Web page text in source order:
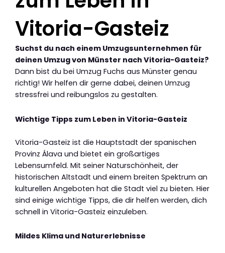
Vitoria-Gasteiz
Suchst du nach einem Umzugsunternehmen für
deinen Umzug von Münster nach Vitoria-Gasteiz?
Dann bist du bei Umzug Fuchs aus Münster genau
richtig! Wir helfen dir gerne dabei, deinen Umzug
stressfrei und reibungslos zu gestalten.
Wichtige Tipps zum Leben in Vitoria-Gasteiz
Vitoria-Gasteiz ist die Hauptstadt der spanischen
Provinz Álava und bietet ein großartiges
Lebensumfeld. Mit seiner Naturschönheit, der
historischen Altstadt und einem breiten Spektrum an
kulturellen Angeboten hat die Stadt viel zu bieten. Hier
sind einige wichtige Tipps, die dir helfen werden, dich
schnell in Vitoria-Gasteiz einzuleben.
Mildes Klima und Naturerlebnisse